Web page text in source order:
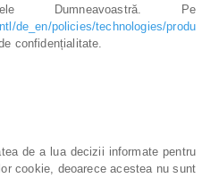
Dumneavoastră. Pe
de_en/policies/technologies/produ
confidențialitate.
de a lua decizii informate pentru
cookie, deoarece acestea nu sunt